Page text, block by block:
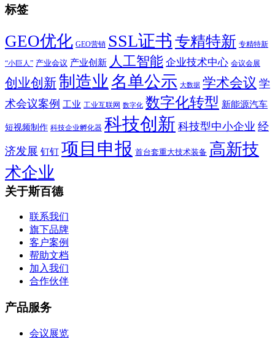
标签
GEO优化 GEO营销 SSL证书 专精特新 专精特新
“小巨人” 产业会议 产业创新 人工智能 企业技术中心 会议会展
创业创新制造业 名单公示 大数据 学术会议 学
术会议案例 工业 工业互联网 数字化 数字化转型 新能源汽车
短视频制作 科技企业孵化器 科技创新 科技型中小企业 经
济发展 钉钉 项目申报 首台套重大技术装备 高新技
术企业
关于斯百德
联系我们
旗下品牌
客户案例
帮助文档
加入我们
合作伙伴
产品服务
会议展览